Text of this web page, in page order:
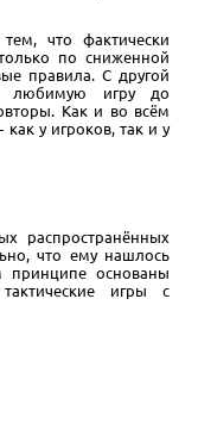
что фактически
по сниженной
правила. С другой
любимую игру до
Как и во всём
у игроков, так и у
распространённых
что ему нашлось
принципе основаны
игры с